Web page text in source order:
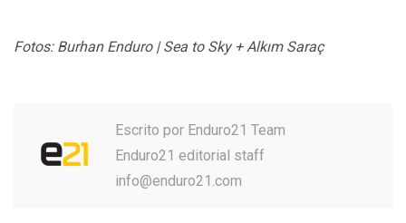
Fotos: Burhan Enduro | Sea to Sky + Alkım Saraç
Escrito por Enduro21 Team
Enduro21 editorial staff
info@enduro21.com